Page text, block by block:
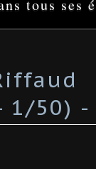
tous ses
1/50)